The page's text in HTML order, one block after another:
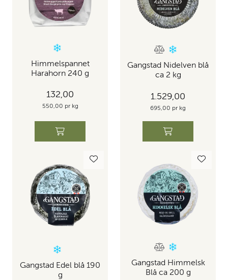
Himmelspannet
Harahorn 240 g
132,00
550,00 pr kg
Gangstad Nidelven blå
ca 2 kg
1.529,00
695,00 pr kg
Gangstad Edel blå 190
g
Gangstad Himmelsk
Blå ca 200 g